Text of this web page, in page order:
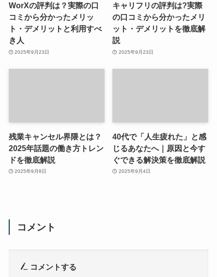
WorXの評判は？実際の口
コミから分かったメリッ
ト・デメリットと利用すべ
き人
2025年9月23日
キャリフリの評判は?実際
の口コミから分かったメリ
ット・デメリットを徹底解
説
2025年9月23日
残業キャンセル界隈とは？
2025年話題の働き方トレン
ドを徹底解説
2025年9月8日
40代で「人生疲れた」と感
じるあなたへ｜原因と今す
ぐできる解決策を徹底解説
2025年9月4日
コメント
コメントする